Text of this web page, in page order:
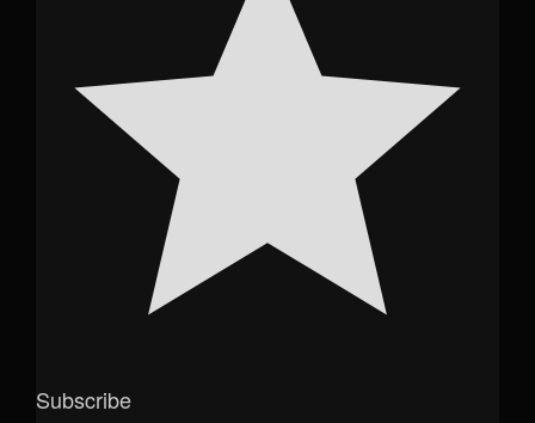
Subscribe